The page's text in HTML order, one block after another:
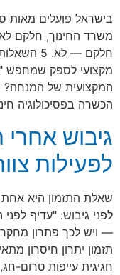
בישראל פועלים מאות
משרד החינוך, חלקם
חלקם —
המקצועית של המנחה?
הכשרה בפסיכולוגיה
גיבוש
לפעילות
שאלת התזמון היא
לפני גיבוש: "עדיף
— ויש לכך פתרון
תזמון יתרון חיסרון
חגיגית עייפות טרום-